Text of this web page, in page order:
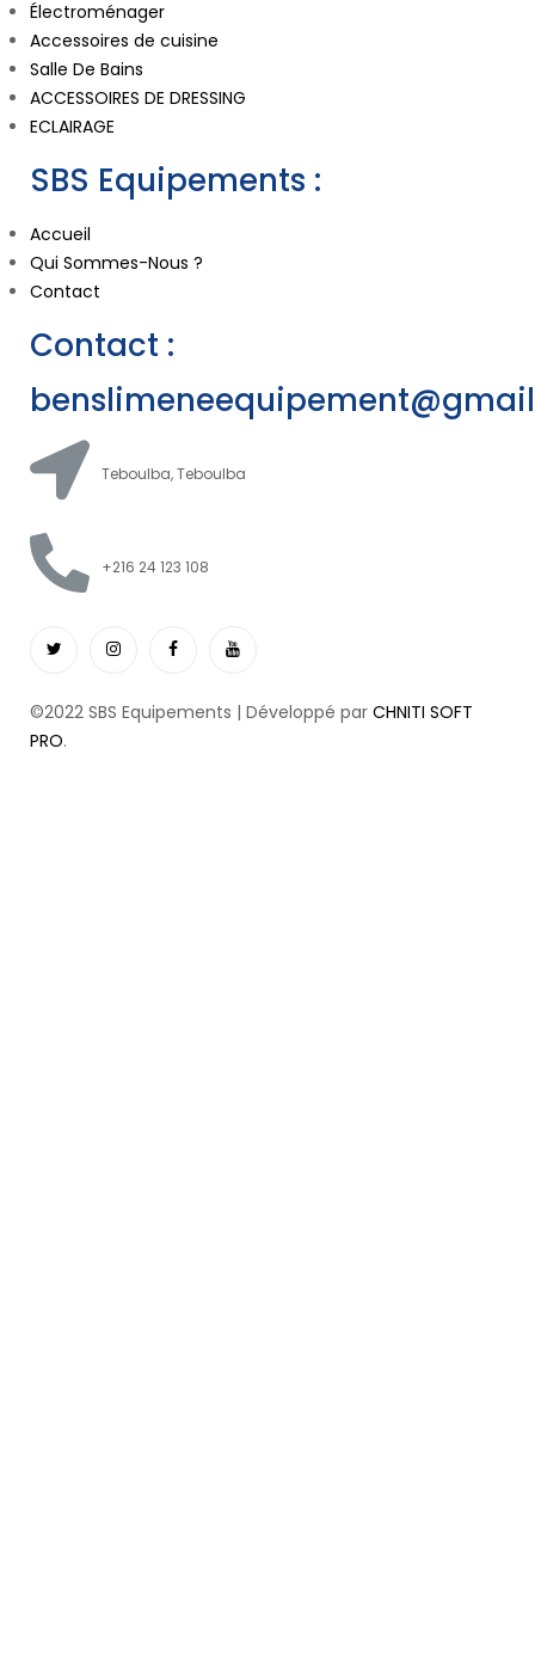
Électroménager
Accessoires de cuisine
Salle De Bains
ACCESSOIRES DE DRESSING
ECLAIRAGE
SBS Equipements :
Accueil
Qui Sommes-Nous ?
Contact
Contact :
Teboulba, Teboulba
+216 24 123 108
©2022 SBS Equipements | Développé par CHNITI SOFT
PRO.